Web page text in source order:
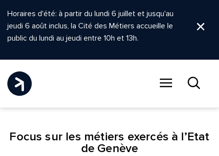
Horaires d'été: à partir du lundi 6 juillet et jusqu'au
jeudi 6 août inclus, la Cité des Métiers accueille le
public du lundi au jeudi entre 10h et 13h.
Focus sur les métiers exercés à l’Etat
de Genève